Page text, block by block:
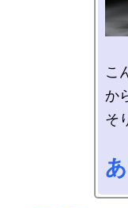
こ
か
そ